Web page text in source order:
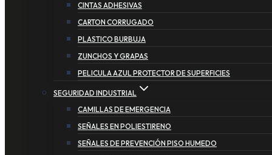
CINTAS ADHESIVAS
CARTON CORRUGADO
PLASTICO BURBUJA
ZUNCHOS Y GRAPAS
PELICULA AZUL PROTECTOR DE SUPERFICIES
SEGURIDAD INDUSTRIAL
CAMILLAS DE EMERGENCIA
SEÑALES EN POLIESTIRENO
SEÑALES DE PREVENCIÓN PISO HUMEDO